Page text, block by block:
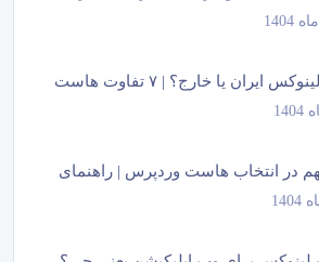
هاست لینوکس ایران یا خارج؟ | ۷ تفاوت هاست
در انتخاب هاست وردپرس | راهنمای